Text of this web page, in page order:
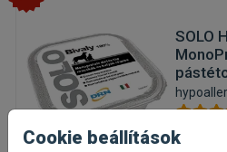
SOLO
Cookie beállítások